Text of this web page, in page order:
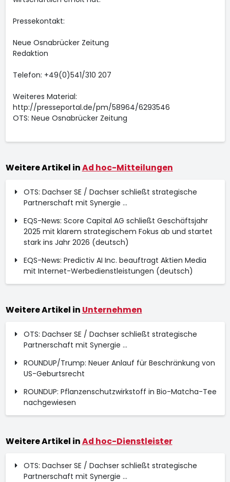
Pressekontakt:
Neue Osnabrücker Zeitung
Redaktion
Telefon: +49(0)541/310 207
Weiteres Material:
http://presseportal.de/pm/58964/6293546
OTS: Neue Osnabrücker Zeitung
Weitere Artikel inAd hoc-Mitteilungen
OTS: Dachser SE / Dachser schließt strategische
Partnerschaft mit Synergie ...
EQS-News: Score Capital AG schließt Geschäftsjahr
2025 mit klarem strategischem Fokus ab und startet
stark ins Jahr 2026 (deutsch)
EQS-News: Predictiv AI Inc. beauftragt Aktien Media
mit Internet-Werbedienstleistungen (deutsch)
Weitere Artikel in Unternehmen
OTS: Dachser SE / Dachser schließt strategische
Partnerschaft mit Synergie ...
ROUNDUP/Trump: Neuer Anlauf für Beschränkung von
US-Geburtsrecht
ROUNDUP: Pflanzenschutzwirkstoff in Bio-Matcha-Tee
nachgewiesen
Weitere Artikel inAd hoc-Dienstleister
OTS: Dachser SE / Dachser schließt strategische
Partnerschaft mit Synergie ...